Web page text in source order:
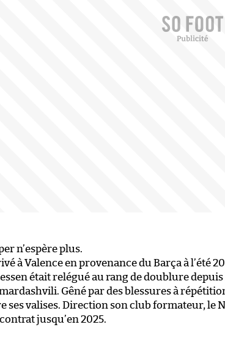
n’espère plus.
à Valence en provenance du Barça à l’été
était relégué au rang de doublure
Gêné par des blessures à
ses valises. Direction son club formateur, le
jusqu’en 2025.